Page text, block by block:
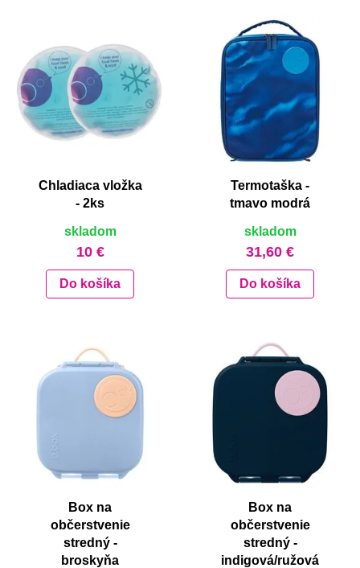
Chladiaca vložka
- 2ks
skladom
10 €
Do košíka
Termotaška -
tmavo modrá
skladom
31,60 €
Do košíka
Box na
občerstvenie
stredný -
broskyňa
Box na
občerstvenie
stredný -
indigová/ružová